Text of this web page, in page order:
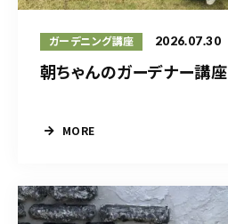
ガーデニング講座 2026.07.30
朝ちゃんのガーデナー講座
MORE